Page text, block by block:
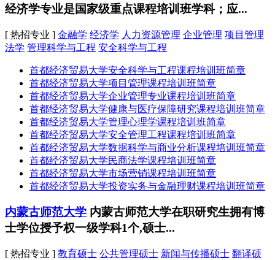
经济学专业是国家级重点课程培训班学科；应...
[ 热招专业 ] 金融学 经济学 人力资源管理 企业管理 项目管理
法学 管理科学与工程 安全科学与工程
首都经济贸易大学安全科学与工程课程培训班简章
首都经济贸易大学项目管理课程培训班简章
首都经济贸易大学企业管理专业课程培训班简章
首都经济贸易大学健康与医疗保障研究课程培训班简章
首都经济贸易大学管理心理学课程培训班简章
首都经济贸易大学安全管理工程课程培训班简章
首都经济贸易大学数据科学与商业分析课程培训班简章
首都经济贸易大学民商法学课程培训班简章
首都经济贸易大学市场营销课程培训班简章
首都经济贸易大学投资实务与金融理财课程培训班简章
内蒙古师范大学 内蒙古师范大学在职研究生拥有博
士学位授予权一级学科1个,硕士...
[ 热招专业 ] 教育硕士 公共管理硕士 新闻与传播硕士 翻译硕